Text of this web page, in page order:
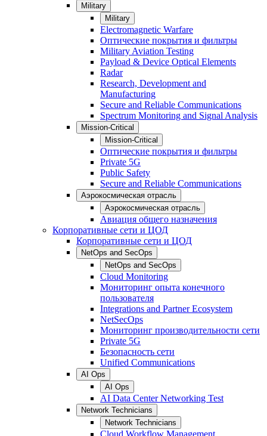
Military
Military
Electromagnetic Warfare
Оптические покрытия и фильтры
Military Aviation Testing
Payload & Device Optical Elements
Radar
Research, Development and
Manufacturing
Secure and Reliable Communications
Spectrum Monitoring and Signal Analysis
Mission-Critical
Mission-Critical
Оптические покрытия и фильтры
Private 5G
Public Safety
Secure and Reliable Communications
Аэрокосмическая отрасль
Аэрокосмическая отрасль
Авиация общего назначения
Корпоративные сети и ЦОД
Корпоративные сети и ЦОД
NetOps and SecOps
NetOps and SecOps
Cloud Monitoring
Мониторинг опыта конечного
пользователя
Integrations and Partner Ecosystem
NetSecOps
Мониторинг производительности сети
Private 5G
Безопасность сети
Unified Communications
AI Ops
AI Ops
AI Data Center Networking Test
Network Technicians
Network Technicians